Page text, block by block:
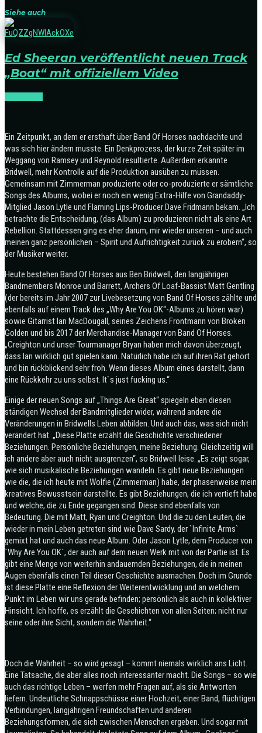
Siehe auch
Ed Sheeran veröffentlicht neuen Track
„Boat“ mit offiziellem Video
Ein Zeitpunkt, an dem er ersthaft über Band Of Horses nachdachte und
was sich hier ändern musste. Ein Denkprozess, der kurze Zeit später im
Weggang von Ramsey und Reynold resultierte. Außerdem erkannte
Bridwell, mehr Kontrolle auf die Produktion ausüben zu müssen.
Gemeinsam mit Zimmerman produzierte oder co-produzierte er sämtliche
Songs des Albums, wobei er noch ein wenig Extra-Hilfe von Grandaddy-
Mitglied Jason Lytle und Flaming Lips-Producer Dave Fridmann bekam. „Ich
betrachte die Entscheidung, (das Album) zu produzieren nicht als eine Art
Rebellion. Stattdessen ging es eher darum, mir wieder unseren – und auch
meinen ganz persönlichen – Spirit und Aufrichtigkeit zurück zu erobern“, so
der Musiker weiter.
Heute bestehen Band Of Horses aus Ben Bridwell, den langjährigen
Bandmembers Monroe und Barrett, Archers Of Loaf-Bassist Matt Gentling
(der bereits im Jahr 2007 zur Livebesetzung von Band Of Horses zählte und
ebenfalls auf einem Track des „Why Are You OK“-Albums zu hören war)
sowie Gitarrist Ian MacDougall, seines Zeichens Frontmann von Broken
Golden und bis 2017 der Merchandise-Manager von Band Of Horses.
„Creighton und unser Tourmanager Bryan haben mich davon überzeugt,
dass Ian wirklich gut spielen kann. Natürlich habe ich auf ihren Rat gehört
und bin rückblickend sehr froh. Wenn dieses Album eines darstellt, dann
eine Rückkehr zu uns selbst. It`s just fucking us.“
Einige der neuen Songs auf „Things Are Great“ spiegeln eben diesen
ständigen Wechsel der Bandmitglieder wider, während andere die
Veränderungen in Bridwells Leben abbilden. Und auch das, was sich nicht
verändert hat. „Diese Platte erzählt die Geschichte verschiedener
Beziehungen. Persönliche Beziehungen, meine Beziehung. Gleichzeitig will
ich andere aber auch nicht ausgrenzen“, so Bridwell leise. „Es zeigt sogar,
wie sich musikalische Beziehungen wandeln. Es gibt neue Beziehungen
wie die, die ich heute mit Wolfie (Zimmerman) habe, der phasenweise mein
kreatives Bewusstsein darstellte. Es gibt Beziehungen, die ich vertieft habe
und welche, die zu Ende gegangen sind. Diese sind ebenfalls von
Bedeutung. Die mit Matt, Ryan und Creighton. Und die zu den Leuten, die
wieder in mein Leben getreten sind wie Dave Sardy, der `Infinite Arms`
gemixt hat und auch das neue Album. Oder Jason Lytle, dem Producer von
`Why Are You OK`, der auch auf dem neuen Werk mit von der Partie ist. Es
gibt eine Menge von weiterhin andauernden Beziehungen, die in meinen
Augen ebenfalls einen Teil dieser Geschichte ausmachen. Doch im Grunde
ist diese Platte eine Reflexion der Weiterentwicklung und an welchem
Punkt im Leben wir uns gerade befinden; persönlich als auch in kollektiver
Hinsicht. Ich hoffe, es erzählt die Geschichten von allen Seiten; nicht nur
seine oder ihre Sicht, sondern die Wahrheit.“
Doch die Wahrheit – so wird gesagt – kommt niemals wirklich ans Licht.
Eine Tatsache, die aber alles noch interessanter macht. Die Songs – so wie
auch das richtige Leben – werfen mehr Fragen auf, als sie Antworten
liefern. Undeutliche Schnappschüsse einer Hochzeit, einer Band, flüchtigen
Verbindungen, langjährigen Freundschaften und anderen
Beziehungsformen, die sich zwischen Menschen ergeben. Und sogar mit